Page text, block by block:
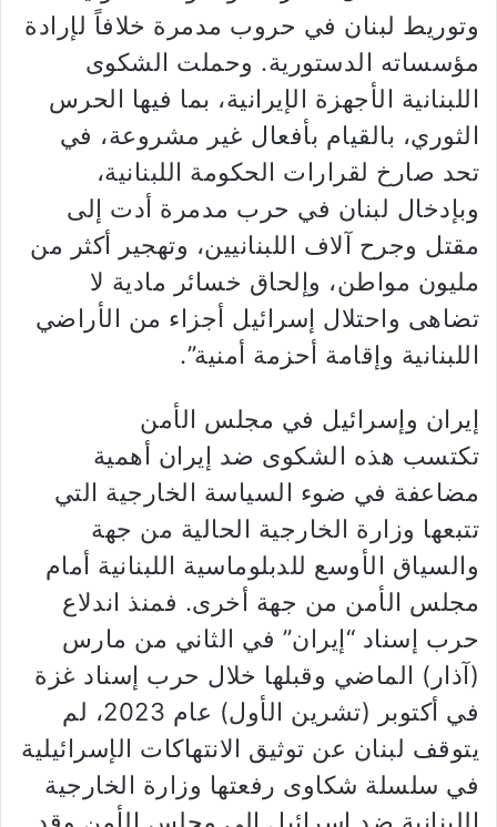
وتوريط لبنان في حروب مدمرة خلافاً لإرادة
مؤسساته الدستورية. وحملت الشكوى
اللبنانية الأجهزة الإيرانية، بما فيها الحرس
الثوري، بالقيام بأفعال غير مشروعة، في
تحد صارخ لقرارات الحكومة اللبنانية،
وبإدخال لبنان في حرب مدمرة أدت إلى
مقتل وجرح آلاف اللبنانيين، وتهجير أكثر من
مليون مواطن، وإلحاق خسائر مادية لا
تضاهى واحتلال إسرائيل أجزاء من الأراضي
اللبنانية وإقامة أحزمة أمنية”.
إيران وإسرائيل في مجلس الأمن
تكتسب هذه الشكوى ضد إيران أهمية
مضاعفة في ضوء السياسة الخارجية التي
تتبعها وزارة الخارجية الحالية من جهة
والسياق الأوسع للدبلوماسية اللبنانية أمام
مجلس الأمن من جهة أخرى. فمنذ اندلاع
حرب إسناد “إيران” في الثاني من مارس
(آذار) الماضي وقبلها خلال حرب إسناد غزة
في أكتوبر (تشرين الأول) عام 2023، لم
يتوقف لبنان عن توثيق الانتهاكات الإسرائيلية
في سلسلة شكاوى رفعتها وزارة الخارجية